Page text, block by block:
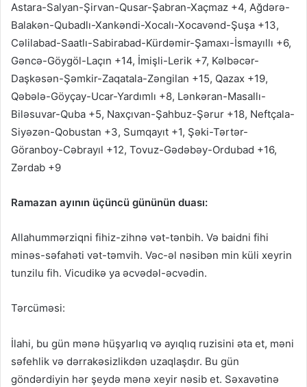
Astara-Salyan-Şirvan-Qusar-Şabran-Xaçmaz +4, Ağdərə-
Balakən-Qubadlı-Xankəndi-Xocalı-Xocavənd-Şuşa +13,
Cəlilabad-Saatlı-Sabirabad-Kürdəmir-Şamaxı-İsmayıllı +6,
Gəncə-Göygöl-Laçın +14, İmişli-Lerik +7, Kəlbəcər-
Daşkəsən-Şəmkir-Zaqatala-Zəngilan +15, Qazax +19,
Qəbələ-Göyçay-Ucar-Yardımlı +8, Lənkəran-Masallı-
Biləsuvar-Quba +5, Naxçıvan-Şahbuz-Şərur +18, Neftçala-
Siyəzən-Qobustan +3, Sumqayıt +1, Şəki-Tərtər-
Göranboy-Cəbrayıl +12, Tovuz-Gədəbəy-Ordubad +16,
Zərdab +9
Ramazan ayının üçüncü gününün duası:
Allahummərziqni fihiz-zihnə vət-tənbih. Və baidni fihi
minəs-səfahəti vət-təmvih. Vəc-əl nəsibən min küli xeyrin
tunzilu fih. Vicudikə ya əcvədəl-əcvədin.
Tərcüməsi:
İlahi, bu gün mənə hüşyarlıq və ayıqlıq ruzisini əta et, məni
səfehlik və dərrakəsizlikdən uzaqlaşdır. Bu gün
göndərdiyin hər şeydə mənə xeyir nəsib et. Səxavətinə